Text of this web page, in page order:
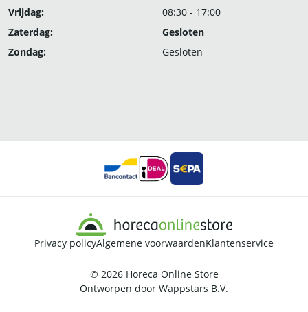
Vrijdag:
08:30 - 17:00
Zaterdag:
Gesloten
Zondag:
Gesloten
Privacy policyAlgemene voorwaardenKlantenservice
© 2026 Horeca Online Store
Ontworpen door Wappstars B.V.